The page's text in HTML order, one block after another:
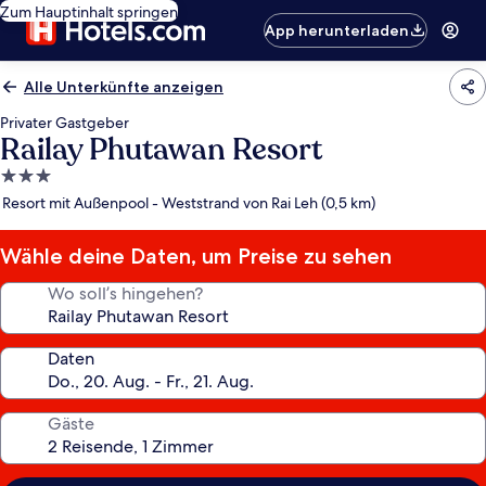
Zum Hauptinhalt springen
App herunterladen
Alle Unterkünfte anzeigen
Privater Gastgeber
Railay Phutawan Resort
3.0-
Sterne-
Resort mit Außenpool - Weststrand von Rai Leh (0,5 km)
Wähle deine Daten, um Preise zu sehen
Wo soll’s hingehen?
Daten
Gäste